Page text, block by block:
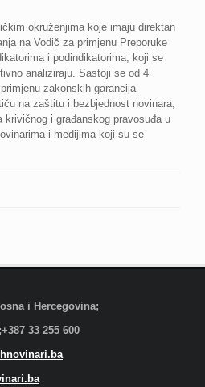
okruženjima koje imaju direktan
na Vodič za primjenu Preporuke
i podindikatorima, koji se
analiziraju. Sastoji se od 4
zakonskih garancija
na zaštitu i bezbjednost novinara,
i građanskog pravosuđa u
i medijima koji su se
i Hercegovina;
33 255 600